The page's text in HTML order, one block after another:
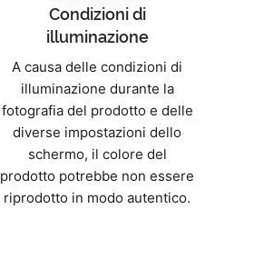
Condizioni di
illuminazione
A causa delle condizioni di
illuminazione durante la
fotografia del prodotto e delle
diverse impostazioni dello
schermo, il colore del
prodotto potrebbe non essere
riprodotto in modo autentico.